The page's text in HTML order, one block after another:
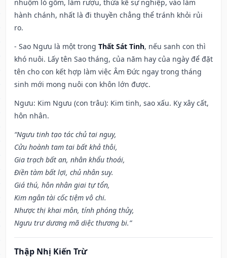
nhuộm lò gốm, làm rượu, thừa kế sự nghiệp, vào làm
hành chánh, nhất là đi thuyền chẳng thể tránh khỏi rủi
ro.
- Sao Ngưu là một trong Thất Sát Tinh, nếu sanh con thì
khó nuôi. Lấy tên Sao tháng, của năm hay của ngày để đặt
tên cho con kết hợp làm việc Âm Đức ngay trong tháng
sinh mới mong nuôi con khôn lớn được.
Ngưu: Kim Ngưu (con trâu): Kim tinh, sao xấu. Kỵ xây cất,
hôn nhân.
“Ngưu tinh tạo tác chủ tai nguy,
Cửu hoành tam tai bất khả thôi,
Gia trạch bất an, nhân khẩu thoái,
Điền tàm bất lợi, chủ nhân suy.
Giá thú, hôn nhân giai tự tổn,
Kim ngân tài cốc tiệm vô chi.
Nhược thị khai môn, tính phóng thủy,
Ngưu trư dương mã diệc thương bi.”
Thập Nhị Kiến Trừ